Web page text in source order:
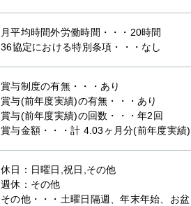
月平均時間外労働時間・・・20時間
36協定における特別条項・・・なし
賞与制度の有無・・・あり
賞与(前年度実績)の有無・・・あり
賞与(前年度実績)の回数・・・年2回
賞与金額・・・計 4.03ヶ月分(前年度実績)
休日：日曜日,祝日,その他
週休：その他
その他・・・土曜日隔週、年末年始、お盆